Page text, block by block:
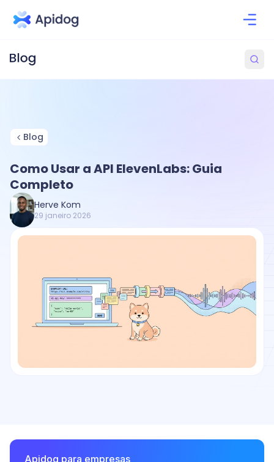
Blog
Como Usar a API ElevenLabs: Guia
Completo
Herve Kom
29 janeiro 2026
Apidog para empresas